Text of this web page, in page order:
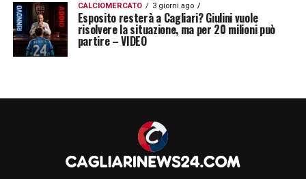
CALCIOMERCATO 3 giorni ago
Esposito resterà a Cagliari? Giulini vuole
risolvere la situazione, ma per 20 milioni può
partire – VIDEO